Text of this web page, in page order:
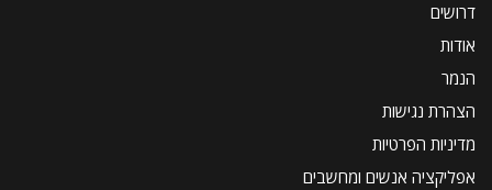
דרושים
אודות
הנמר
הצהרת נגישות
מדיניות הפרטיות
אפליקציה אנשים ומחשבים